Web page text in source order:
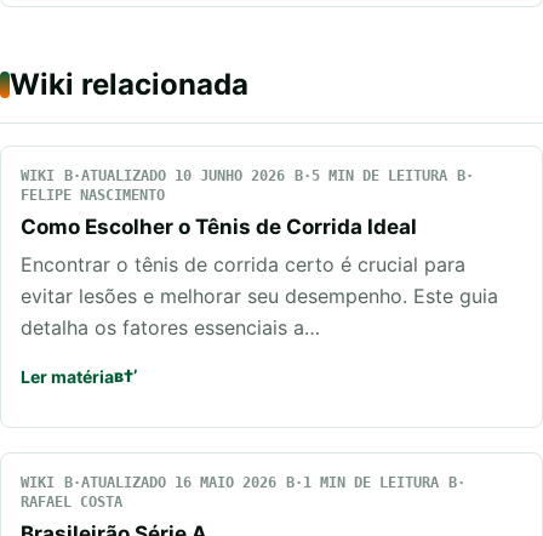
Wiki relacionada
WIKI ATUALIZADO 10 JUNHO 2026
5 MIN DE LEITURA
FELIPE NASCIMENTO
Como Escolher o Tênis de Corrida Ideal
Encontrar o tênis de corrida certo é crucial para
evitar lesões e melhorar seu desempenho. Este guia
detalha os fatores essenciais a…
Ler matéria
WIKI ATUALIZADO 16 MAIO 2026
1 MIN DE LEITURA
RAFAEL COSTA